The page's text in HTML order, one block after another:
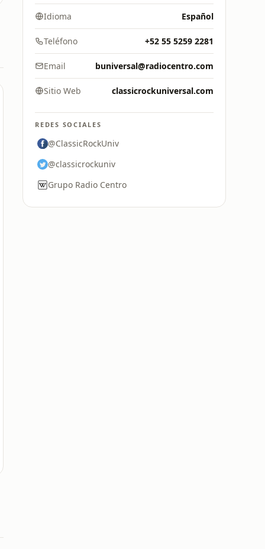
Idioma Español
Teléfono +52 55 5259 2281
Email buniversal@radiocentro.com
Sitio Web classicrockuniversal.com
REDES SOCIALES
@ClassicRockUniv
@classicrockuniv
Grupo Radio Centro